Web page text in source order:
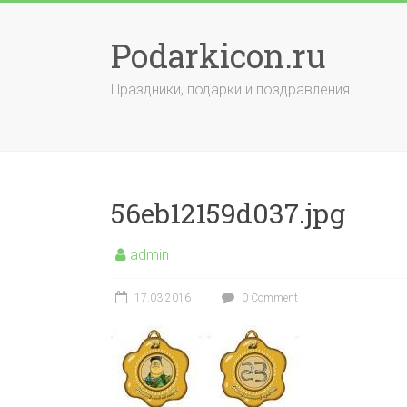
Podarkicon.ru
Праздники, подарки и поздравления
56eb12159d037.jpg
admin
17.03.2016 0 Comment